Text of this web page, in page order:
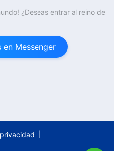
¿Deseas entrar al reino de
Messenger